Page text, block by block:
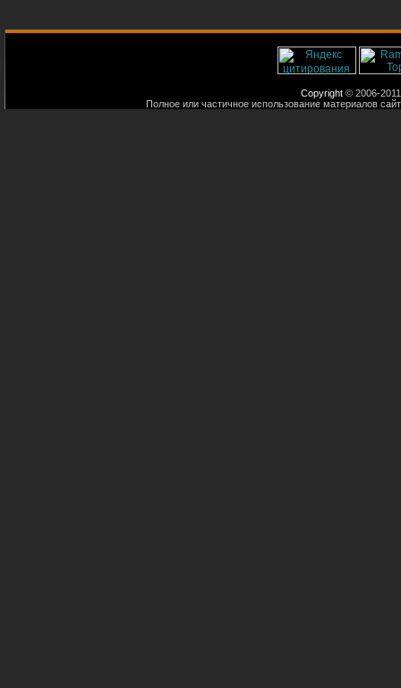
Copyright © 2006-
Полное или частичное использование материалов